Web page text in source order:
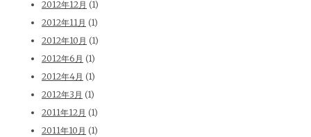
2012年12月 (1)
2012年11月 (1)
2012年10月 (1)
2012年6月 (1)
2012年4月 (1)
2012年3月 (1)
2011年12月 (1)
2011年10月 (1)